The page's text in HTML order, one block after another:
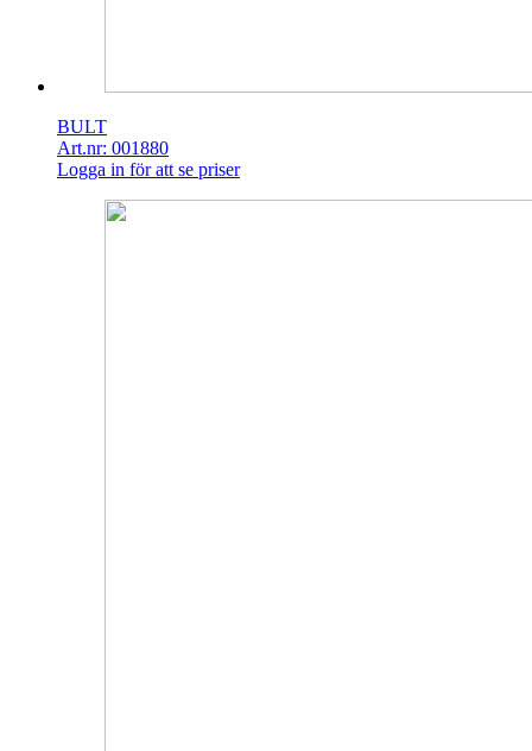
BULT
Art.nr: 001880
Logga in för att se priser